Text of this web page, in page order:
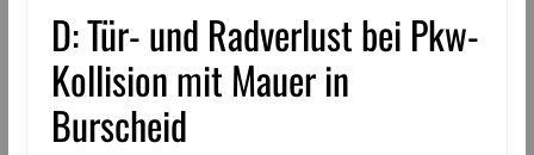
D: Tür- und Radverlust bei Pkw-
Kollision mit Mauer in
Burscheid